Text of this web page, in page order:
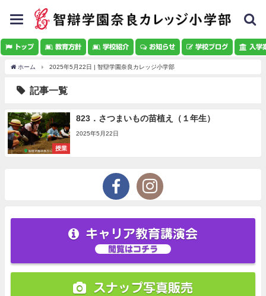
toggle
navigation
トップ 教育方針 学校紹介 お知らせ 学校ブログ 入学
ホーム 2025年5月22日 | 智辯学園奈良カレッジ小学部
記事一覧
授業
823．さつまいもの苗植え（１年生）
2025年5月22日
キャリア教育講演会
閲覧はコチラ
スナップ写真販売